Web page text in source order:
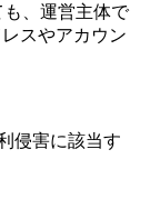
も、運営主体で
スやアカウン
侵害に該当す